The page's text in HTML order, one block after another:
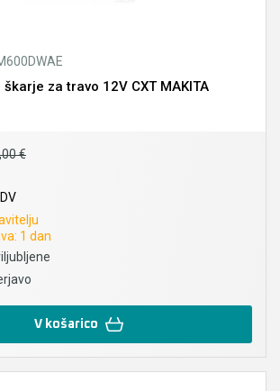
za travo 12V CXT MAKITA
€
1 dan
V košarico
in zgoščevalniki
in prebijalniki za kovino
aparati
vode
črpalke za klime
ročaji
povezovalni trakovi